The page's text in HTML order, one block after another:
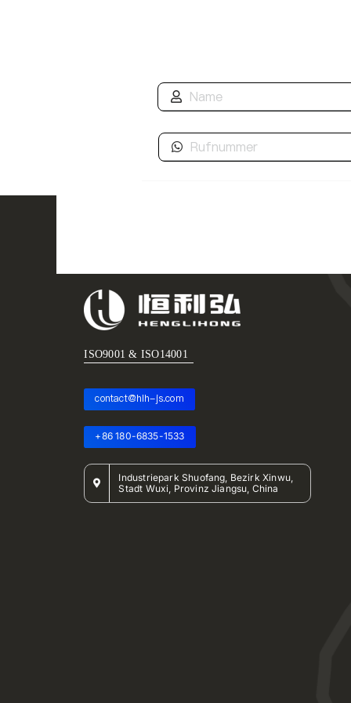
ISO9001 & ISO14001
contact@hlh-js.com
+86 180-6835-1533
Industriepark Shuofang, Bezirk Xinwu,
Stadt Wuxi, Provinz Jiangsu, China